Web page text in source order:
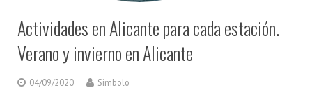
Actividades en Alicante para cada estación.
Verano y invierno en Alicante
04/09/2020
Simbolo